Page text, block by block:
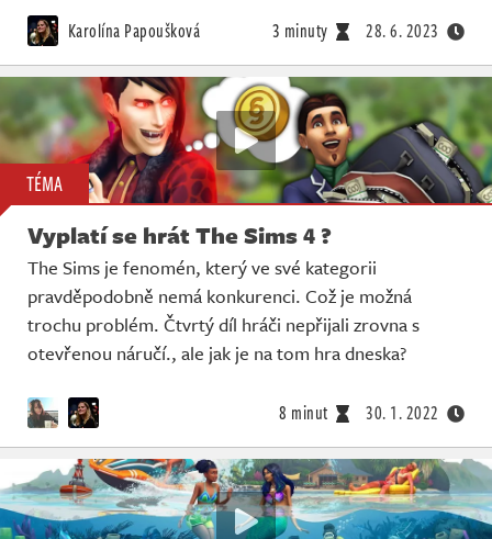
Karolína Papoušková 3 minuty 28. 6. 2023
TÉMA
Vyplatí se hrát The Sims 4 ?
The Sims je fenomén, který ve své kategorii
pravděpodobně nemá konkurenci. Což je možná
trochu problém. Čtvrtý díl hráči nepřijali zrovna s
otevřenou náručí., ale jak je na tom hra dneska?
8 minut 30. 1. 2022